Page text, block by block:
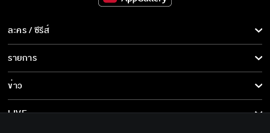
ละคร / ซีรีส์
ละคร/ซีรีส์
ซีรีส์นานาชาติ
การ์ตูน & เกม
รายการ
รายการทั้งหมด
ข่าว
ข่าวทั้งหมด
LIVE